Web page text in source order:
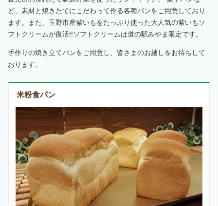
ど、素材と焼きたてにこだわって作る各種パンをご用意しており
ます。また、玉野市産紫いもをたっぷり使った大人気の紫いもソ
フトクリームが復活!!ソフトクリームは道の駅みやま限定です。
手作りの焼き立てパンをご用意し、皆さまのお越しをお待ちして
おります。
米粉食パン